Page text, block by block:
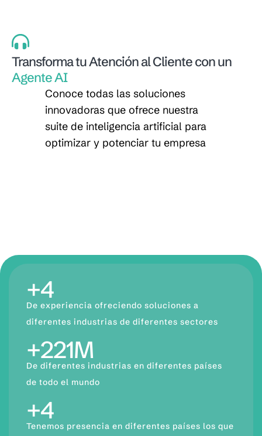
Transforma tu Atención al Cliente con un
Agente AI
Conoce todas las soluciones
innovadoras que ofrece nuestra
suite de inteligencia artificial para
optimizar y potenciar tu empresa
De experiencia ofreciendo soluciones a
diferentes industrias de diferentes sectores
+10
De diferentes industrias en diferentes países
de todo el mundo
+498M
Tenemos presencia en diferentes países los que
+8